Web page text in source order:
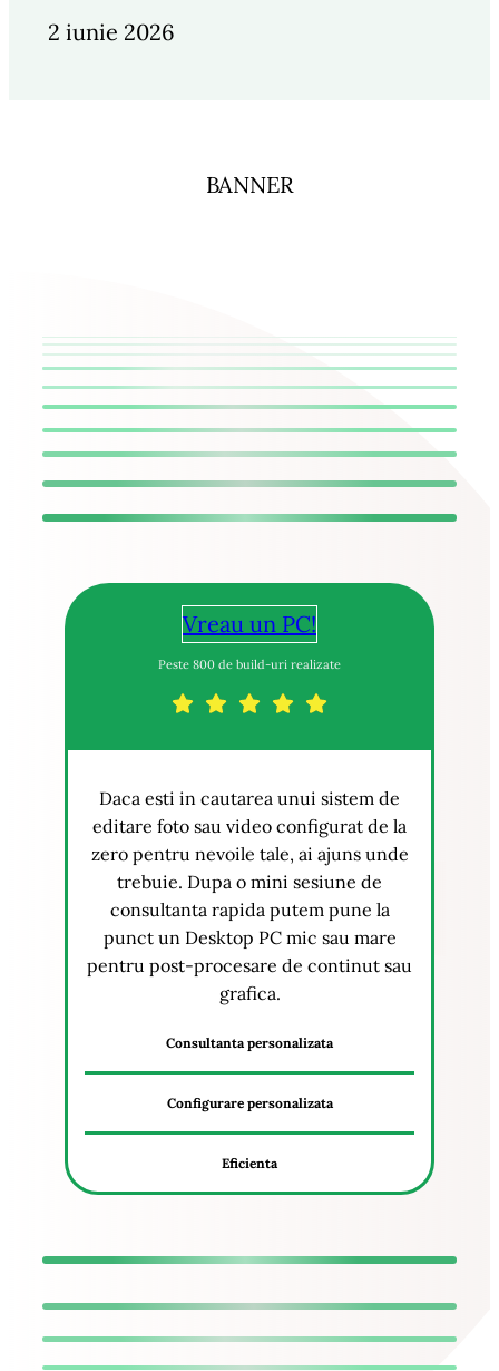
2 iunie 2026
BANNER
Vreau un PC!
Peste 800 de build-uri realizate
Daca esti in cautarea unui sistem de
editare foto sau video configurat de la
zero pentru nevoile tale, ai ajuns unde
trebuie. Dupa o mini sesiune de
consultanta rapida putem pune la
punct un Desktop PC mic sau mare
pentru post-procesare de continut sau
grafica.
Consultanta personalizata
Configurare personalizata
Eficienta